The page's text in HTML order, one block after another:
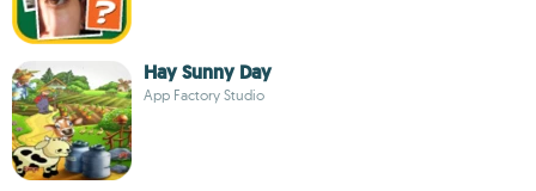
Hay Sunny Day
App Factory Studio